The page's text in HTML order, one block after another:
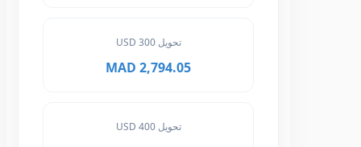
تحويل 300 USD
2,794.05 MAD
تحويل 400 USD